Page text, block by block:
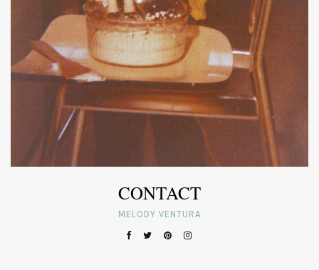
CONTACT
MELODY VENTURA